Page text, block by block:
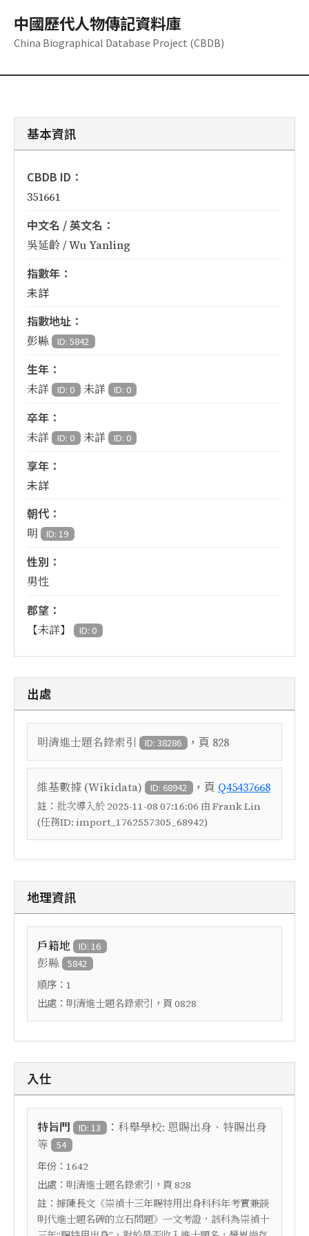
中國歷代人物傳記資料庫
China Biographical Database Project (CBDB)
基本資訊
CBDB ID：
351661
中文名 / 英文名：
吳延齡 / Wu Yanling
指數年：
未詳
指數地址：
彭縣 ID: 5842
生年：
未詳 ID: 0 未詳 ID: 0
卒年：
未詳 ID: 0 未詳 ID: 0
享年：
未詳
朝代：
明 ID: 19
性別：
男性
郡望：
【未詳】 ID: 0
出處
明清進士題名錄索引 ID: 38286 ，頁 828
維基數據 (Wikidata) ID: 68942 ，頁 Q45437668
註： 批次導入於 2025-11-08 07:16:06 由 Frank Lin
(任務ID: import_1762557305_68942)
地理資訊
戶籍地 ID: 16
彭縣 5842
順序： 1
出處： 明清進士題名錄索引 ，頁 0828
入仕
特旨門 ID: 13 ： 科舉學校: 恩賜出身、特賜出身
等
54
年份： 1642
出處： 明清進士題名錄索引 ，頁 828
註： 據陳長文《崇禎十三年賜特用出身科科年考實――兼談
明代進士題名碑的立石問題》一文考證，該科為崇禎十